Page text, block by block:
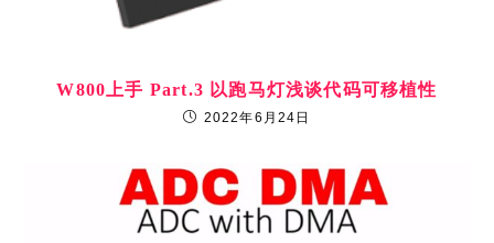
W800上手 Part.3 以跑马灯浅谈代码可移植性
2022年6月24日